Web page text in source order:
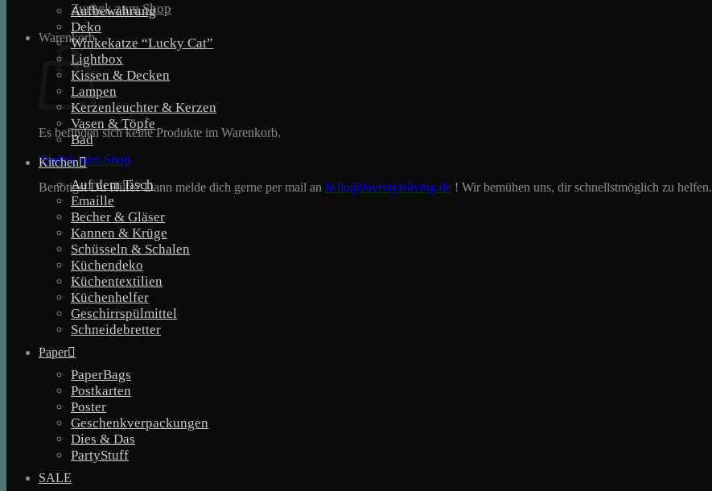
Zurück zum Shop
Warenkorb
Es befinden sich keine Produkte im Warenkorb.
Zurück zum Shop
Benötigst Du Hilfe? Dann melde dich gerne per mail an hello@lovestyleliving.de ! Wir bemühen uns, dir schnellstmöglich zu helfen.
Aufbewahrung
Deko
Winkekatze “Lucky Cat”
Lightbox
Kissen & Decken
Lampen
Kerzenleuchter & Kerzen
Vasen & Töpfe
Bad
Kitchen
Auf dem Tisch
Emaille
Becher & Gläser
Kannen & Krüge
Schüsseln & Schalen
Küchendeko
Küchentextilien
Küchenhelfer
Geschirrspülmittel
Schneidebretter
Paper
PaperBags
Postkarten
Poster
Geschenkverpackungen
Dies & Das
PartyStuff
SALE